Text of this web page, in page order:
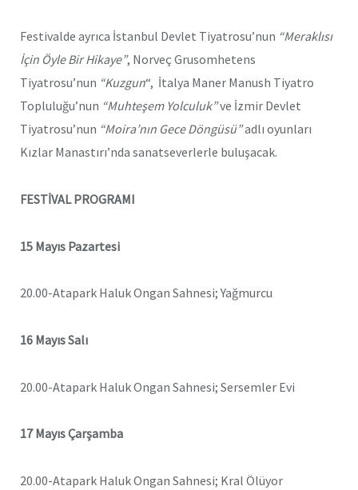
Festivalde ayrıca İstanbul Devlet Tiyatrosu’nun “Meraklısı
İçin Öyle Bir Hikaye”, Norveç Grusomhetens
Tiyatrosu’nun “Kuzgun“, İtalya Maner Manush Tiyatro
Topluluğu’nun “Muhteşem Yolculuk”ve İzmir Devlet
Tiyatrosu’nun “Moira’nın Gece Döngüsü”adlı oyunları
Kızlar Manastırı’nda sanatseverlerle buluşacak.
FESTİVAL PROGRAMI
15 Mayıs Pazartesi
20.00-Atapark Haluk Ongan Sahnesi; Yağmurcu
16 Mayıs Salı
20.00-Atapark Haluk Ongan Sahnesi; Sersemler Evi
17 Mayıs Çarşamba
20.00-Atapark Haluk Ongan Sahnesi; Kral Ölüyor